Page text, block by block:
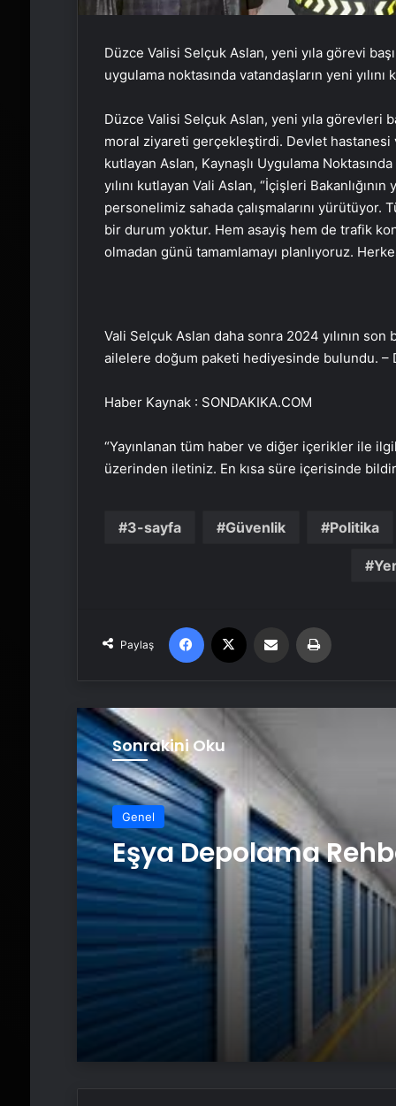
Düzce Valisi Selçuk Aslan, yeni yıla görevi
uygulama noktasında vatandaşların yeni yılını
Düzce Valisi Selçuk Aslan, yeni yıla görevleri
moral ziyareti gerçekleştirdi. Devlet hastanesi
kutlayan Aslan, Kaynaşlı Uygulama
yılını kutlayan Vali Aslan, “İçişleri
personelimiz sahada çalışmalarını
bir durum yoktur. Hem asayiş hem de trafik
olmadan günü tamamlamayı planlıyoruz.
Vali Selçuk Aslan daha sonra 2024 yılının
ailelere doğum paketi hediyesinde bulundu. –
Haber Kaynak : SONDAKIKA.COM
“Yayınlanan tüm haber ve diğer içerikler ile
üzerinden iletiniz. En kısa süre içerisinde
3-sayfa Güvenlik Politika
Paylaş
Facebook Email'den paylaş
Sonrakini Oku
Genel
Eşya Depolama